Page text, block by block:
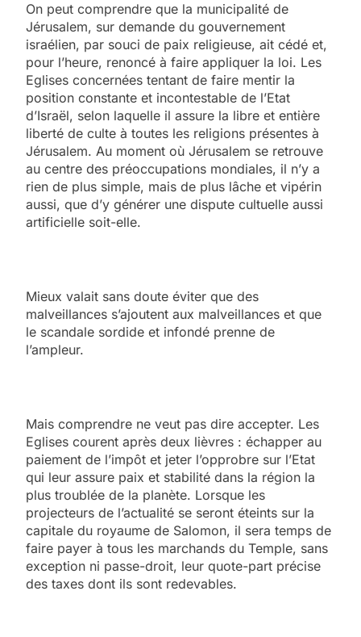
On peut comprendre que la municipalité de
Jérusalem, sur demande du gouvernement
israélien, par souci de paix religieuse, ait cédé et,
pour l’heure, renoncé à faire appliquer la loi. Les
Eglises concernées tentant de faire mentir la
position constante et incontestable de l’Etat
d’Israël, selon laquelle il assure la libre et entière
liberté de culte à toutes les religions présentes à
Jérusalem. Au moment où Jérusalem se retrouve
au centre des préoccupations mondiales, il n’y a
rien de plus simple, mais de plus lâche et vipérin
aussi, que d’y générer une dispute cultuelle aussi
artificielle soit-elle.
Mieux valait sans doute éviter que des
malveillances s’ajoutent aux malveillances et que
le scandale sordide et infondé prenne de
l’ampleur.
Mais comprendre ne veut pas dire accepter. Les
Eglises courent après deux lièvres : échapper au
paiement de l’impôt et jeter l’opprobre sur l’Etat
qui leur assure paix et stabilité dans la région la
plus troublée de la planète. Lorsque les
projecteurs de l’actualité se seront éteints sur la
capitale du royaume de Salomon, il sera temps de
faire payer à tous les marchands du Temple, sans
exception ni passe-droit, leur quote-part précise
des taxes dont ils sont redevables.